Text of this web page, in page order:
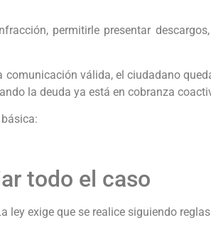
permitirle presentar
válida, el ciudadano
la deuda ya está en cobranza
todo el caso
exige que se realice siguiendo